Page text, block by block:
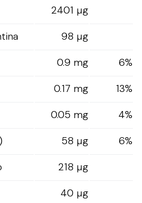
2401 µg
98 µg
0.9 mg
6%
0.17 mg
13%
0.05 mg
4%
58 µg
6%
218 µg
40 µg